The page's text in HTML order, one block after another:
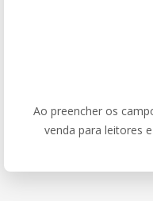
Ao preencher os
venda para leitores